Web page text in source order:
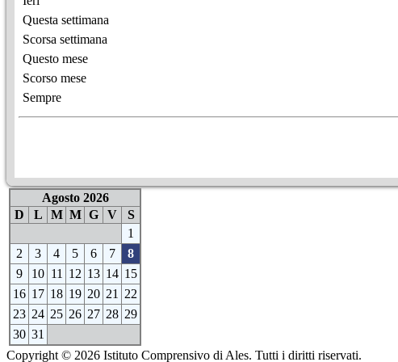
Questa settimana
Scorsa settimana
Questo mese
Scorso mese
Sempre
Agosto 2026
D
L M M G V
S
1
2
3 4 5 6 7
8
9
10 11 12 13 14 15
16 17 18 19 20 21
22
23 24 25 26 27 28 29
30 31
Copyright © 2026 Istituto Comprensivo di Ales. Tutti i diritti riservati.